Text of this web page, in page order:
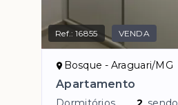
Ref.:16855 VENDA
Bosque - Araguari/MG
Apartamento